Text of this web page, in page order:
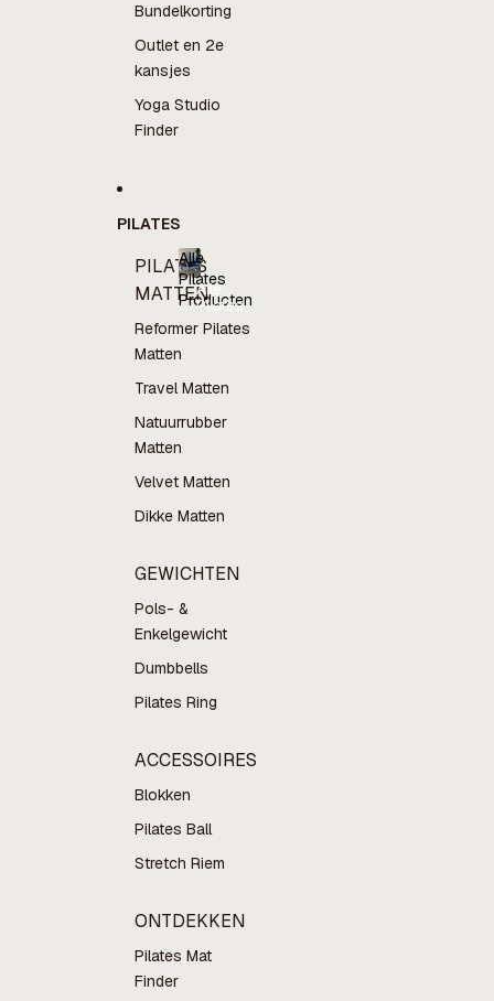
Bundelkorting
Outlet en 2e
kansjes
Yoga Studio
Finder
PILATES
PILATES
MATTEN
Reformer Pilates
Matten
Travel Matten
Natuurrubber
Matten
Velvet Matten
Dikke Matten
GEWICHTEN
Pols- &
Enkelgewicht
Dumbbells
Pilates Ring
ACCESSOIRES
Blokken
Pilates Ball
Stretch Riem
ONTDEKKEN
Pilates Mat
Finder
Alle
Pilates
Producten
Alle
Pilates
Producten